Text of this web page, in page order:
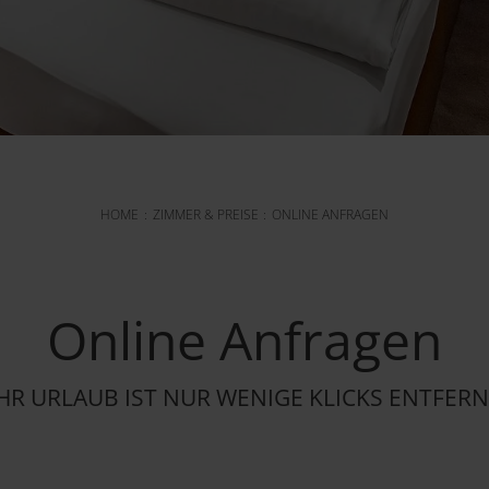
HOME ZIMMER & PREISE ONLINE ANFRAGEN
Online Anfragen
URLAUB IST NUR WENIGE KLICKS